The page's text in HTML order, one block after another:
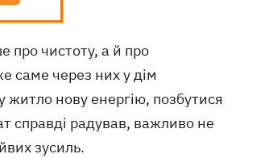
про чистоту, а й про
саме через них у дім
житло нову енергію, позбутися
справді радував, важливо не
зусиль.